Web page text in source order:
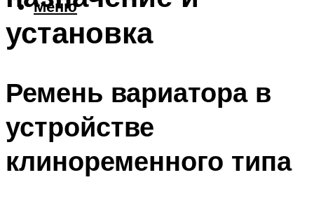
Меню
установка
Ремень вариатора в
устройстве
клиноременного типа